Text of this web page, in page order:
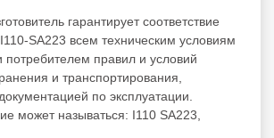
гарантирует соответствие
SA223 всем техническим условиям
правил и условий
и транспортирования,
по эксплуатации.
может называться: I110 SA223,